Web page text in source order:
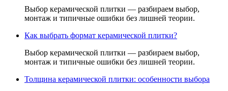
Выбор керамической плитки — разбираем выбор,
монтаж и типичные ошибки без лишней теории.
Как выбрать формат керамической плитки?
Выбор керамической плитки — разбираем выбор,
монтаж и типичные ошибки без лишней теории.
Толщина керамической плитки: особенности выбора